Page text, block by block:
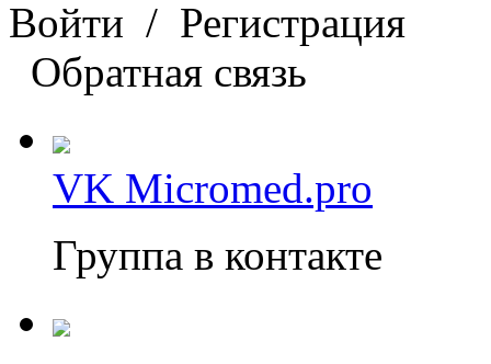
Войти / Регистрация
Обратная связь
VK Micromed.pro
Группа в контакте